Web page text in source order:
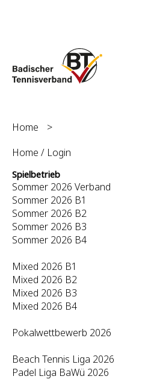
Home
>
Home / Login
Spielbetrieb
Sommer 2026 Verband
Sommer 2026 B1
Sommer 2026 B2
Sommer 2026 B3
Sommer 2026 B4
Mixed 2026 B1
Mixed 2026 B2
Mixed 2026 B3
Mixed 2026 B4
Pokalwettbewerb 2026
Beach Tennis Liga 2026
Padel Liga BaWü 2026